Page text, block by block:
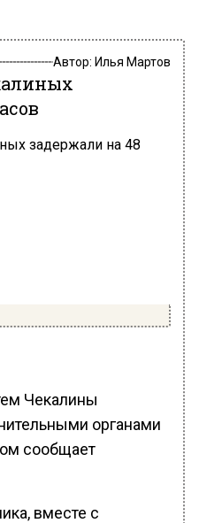
Автор: Илья Мартов
Чекалины
органами
сообщает
вместе с